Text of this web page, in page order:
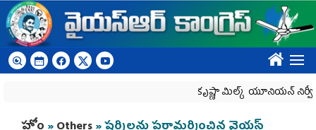
Skip to main content
????
కృష్ణా మిల్క్‌ యూనియన్‌ నిర్వీర్యానికి
You are here